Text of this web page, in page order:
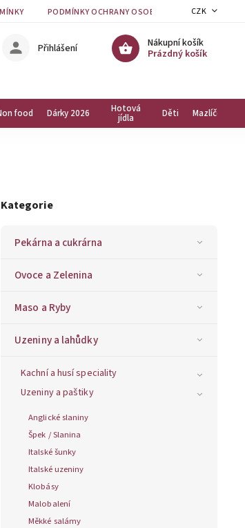
PODMÍNKY OCHRANY OSOBNÍCH ÚDAJŮ
CZK
Nákupní košík
Prázdný košík
Přihlášení
food Dárky 2026 Hotová
jídla Děti Mazlíčci
Kategorie
Pekárna a cukrárna
Ovoce a Zelenina
Maso a Ryby
Uzeniny a lahůdky
Kachní a husí speciality
Uzeniny a paštiky
Anglické slaniny
Špek / Slanina
Italské šunky
Italské uzeniny
Klobásy
Malobalení
Měkké salámy